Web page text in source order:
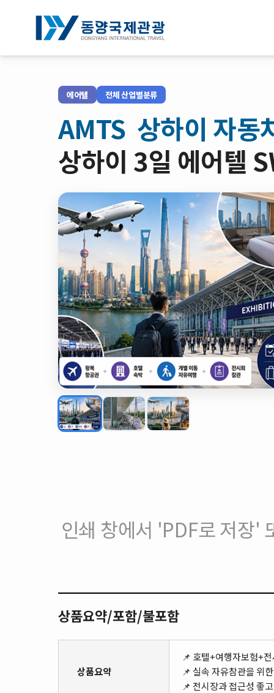
회원가입예약확인약관/정책
에어텔 전체 산업별분류
AMTS 상하이 자동
상하이 3일 에어텔
인쇄 창에서 'PDF로 저
상품요약/포함/불포함
상품요약
📌 호텔+여행자보험+
📌 실속 자유참관을 위
📌 전시장과 접근성 좋